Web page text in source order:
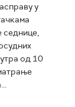
у
седнице,
од 10